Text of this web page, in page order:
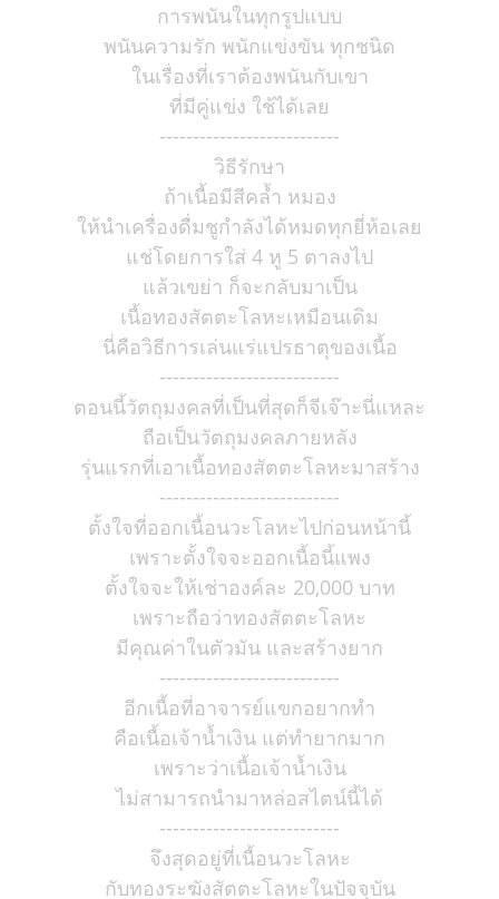
การพนันในทุกรูปแบบ
พนันความรัก พนักแข่งขัน ทุกชนิด
ในเรื่องที่เราต้องพนันกับเขา
ที่มีคู่แข่ง ใช้ได้เลย
---------------------------
วิธีรักษา
ถ้าเนื้อมีสีคล้ำ หมอง
ให้นำเครื่องดื่มชูกำลังได้หมดทุกยี่ห้อเลย
แช่โดยการใส่ 4 หู 5 ตาลงไป
แล้วเขย่า ก็จะกลับมาเป็น
เนื้อทองสัตตะโลหะเหมือนเดิม
นี่คือวิธีการเล่นแร่แปรธาตุของเนื้อ
---------------------------
ตอนนี้วัตถุมงคลที่เป็นที่สุดก็จีเจ๊าะนี่แหละ
ถือเป็นวัตถุมงคลภายหลัง
รุ่นแรกที่เอาเนื้อทองสัตตะโลหะมาสร้าง
---------------------------
ตั้งใจที่ออกเนื้อนวะโลหะไปก่อนหน้านี้
เพราะตั้งใจจะออกเนื้อนี้แพง
ตั้งใจจะให้เช่าองค์ละ 20,000 บาท
เพราะถือว่าทองสัตตะโลหะ
มีคุณค่าในตัวมัน และสร้างยาก
---------------------------
อีกเนื้อที่อาจารย์แขกอยากทำ
คือเนื้อเจ้าน้ำเงิน แต่ทำยากมาก
เพราะว่าเนื้อเจ้าน้ำเงิน
ไม่สามารถนำมาหล่อสไตน์นี้ได้
---------------------------
จึงสุดอยู่ที่เนื้อนวะโลหะ
กับทองระฆังสัตตะโลหะในปัจจุบัน